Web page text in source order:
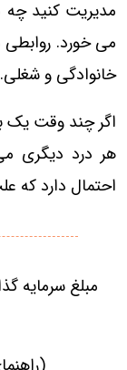
مدیریت کنید چه
می خورد.
خانوادگی و شغلی.
اگر چند وقت یک
هر درد دیگری
احتمال دارد
مبلغ سرمایه